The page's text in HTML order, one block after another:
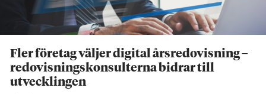
Fler företag väljer digital årsredovisning –
redovisningskonsulterna bidrar till
utvecklingen